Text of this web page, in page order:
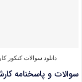
دانلود سوالات کنکور
سوالات و پاسخنامه